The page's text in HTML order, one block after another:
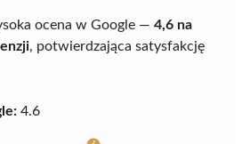
ocena w Google — 4,6 na
, potwierdzająca satysfakcję
4.6